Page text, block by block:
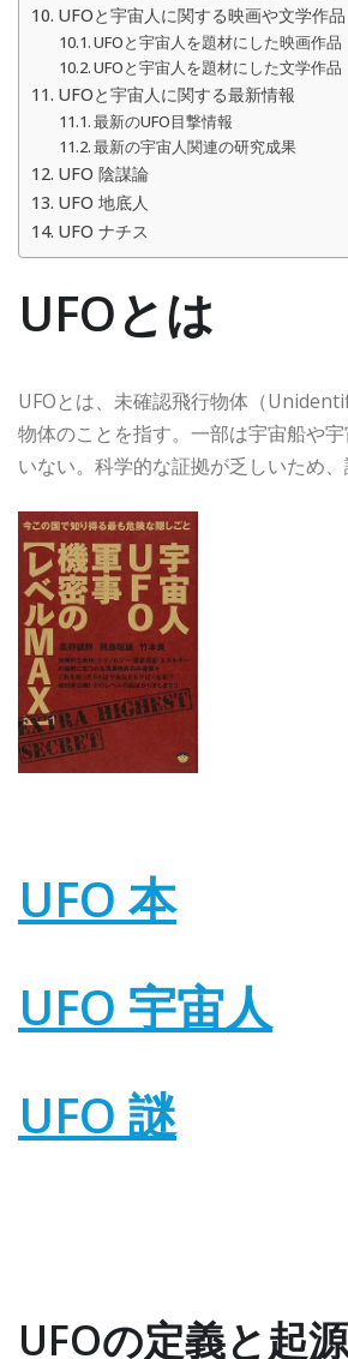
UFOと宇宙人に関する映画や文学作品
UFOと宇宙人を題材にした映画作品
UFOと宇宙人を題材にした文学作品
UFOと宇宙人に関する最新情報
最新のUFO目撃情報
最新の宇宙人関連の研究成果
UFO 陰謀論
UFO 地底人
UFO ナチス
UFOとは
UFOとは、未確認飛行物体（
物体のことを指す。一部は宇宙船や
いない。科学的な証拠が乏しいため、
UFO 本
UFO 宇宙人
UFO 謎
UFOの定義と起源